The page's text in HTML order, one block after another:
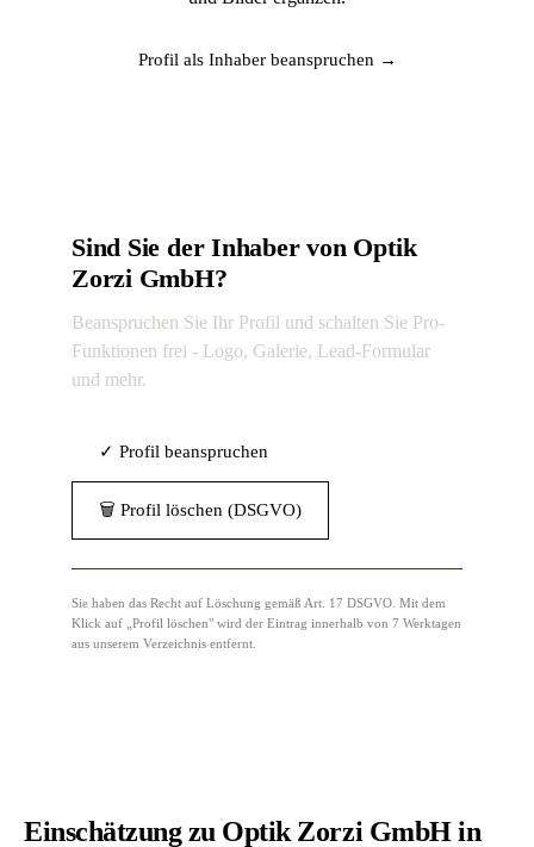
Profil als Inhaber beanspruchen →
Sind Sie der Inhaber von Optik
Zorzi GmbH?
Beanspruchen Sie Ihr Profil und schalten Sie Pro-
Funktionen frei - Logo, Galerie, Lead-Formular
und mehr.
✓ Profil beanspruchen
🗑 Profil löschen (DSGVO)
Sie haben das Recht auf Löschung gemäß Art. 17 DSGVO. Mit dem
Klick auf „Profil löschen" wird der Eintrag innerhalb von 7 Werktagen
aus unserem Verzeichnis entfernt.
Einschätzung zu Optik Zorzi GmbH in